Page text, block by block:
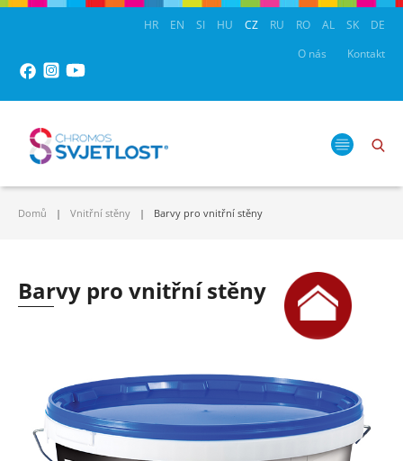
HR EN SI HU CZ RU RO AL SK
DE
O nás
Kontakt
Domů Vnitřní stěny Barvy pro vnitřní stěny
Barvy pro vnitřní stěny